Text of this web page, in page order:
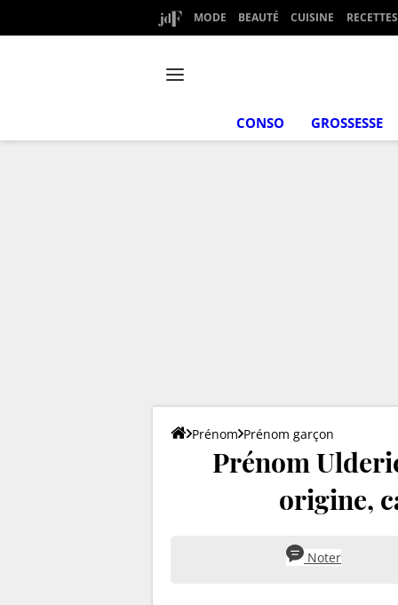
MODE BEAUTÉ CUISINE RECETTES
CONSO GROSSESSE
Prénom Prénom garçon
Prénom
origine,
Noter